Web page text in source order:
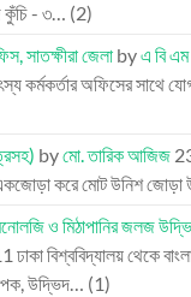
কুঁচি - ৩… (2)
সাতক্ষীরা জেলা byএ বি
কর্মকর্তার অফিসের সাথে
byমো. তারিক আজিজ
করে মোট উনিশ জোড়া
ও মিঠাপানির জলজ
ঢাকা বিশ্ববিদ্যালয় থেকে
উদ্ভিদ… (1)